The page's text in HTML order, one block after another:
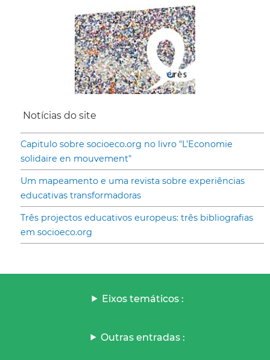
Notícias do site
Capitulo sobre socioeco.org no livro "L’Economie
solidaire en mouvement"
Um mapeamento e uma revista sobre experiências
educativas transformadoras
Três projectos educativos europeus: três bibliografias
em socioeco.org
Eixos temáticos :
Outras entradas :